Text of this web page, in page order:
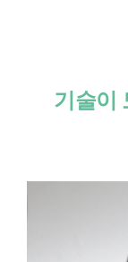
기술이